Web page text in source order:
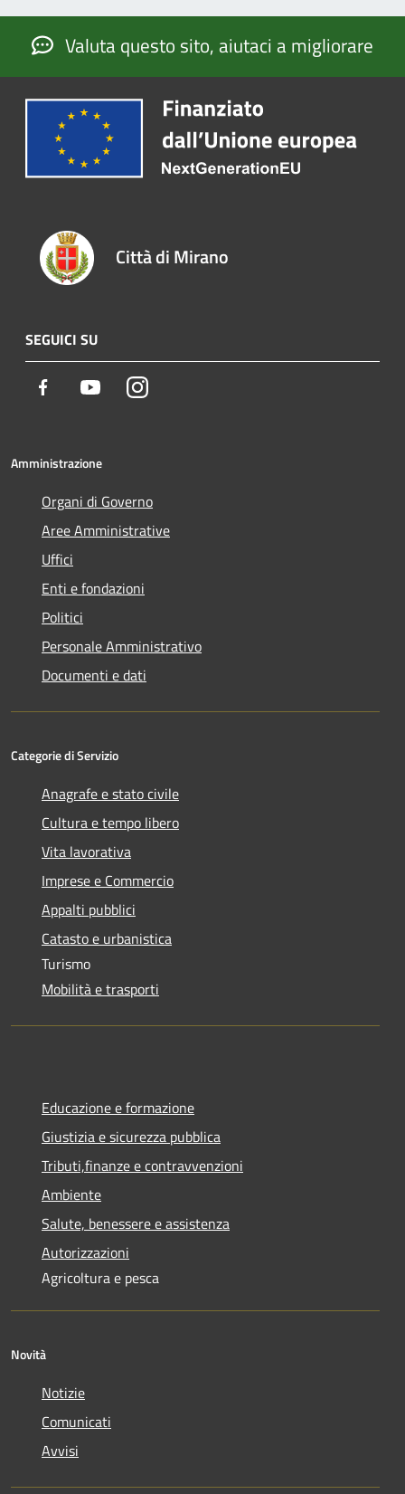
Valuta questo sito, aiutaci a migliorare
Città di Mirano
SEGUICI SU
Facebook YoutubeInstagram
Amministrazione
Organi di Governo
Aree Amministrative
Uffici
Enti e fondazioni
Politici
Personale Amministrativo
Documenti e dati
Categorie di Servizio
Anagrafe e stato civile
Cultura e tempo libero
Vita lavorativa
Imprese e Commercio
Appalti pubblici
Catasto e urbanistica
Turismo
Mobilità e trasporti
Educazione e formazione
Giustizia e sicurezza pubblica
Tributi,finanze e contravvenzioni
Ambiente
Salute, benessere e assistenza
Autorizzazioni
Agricoltura e pesca
Novità
Notizie
Comunicati
Avvisi